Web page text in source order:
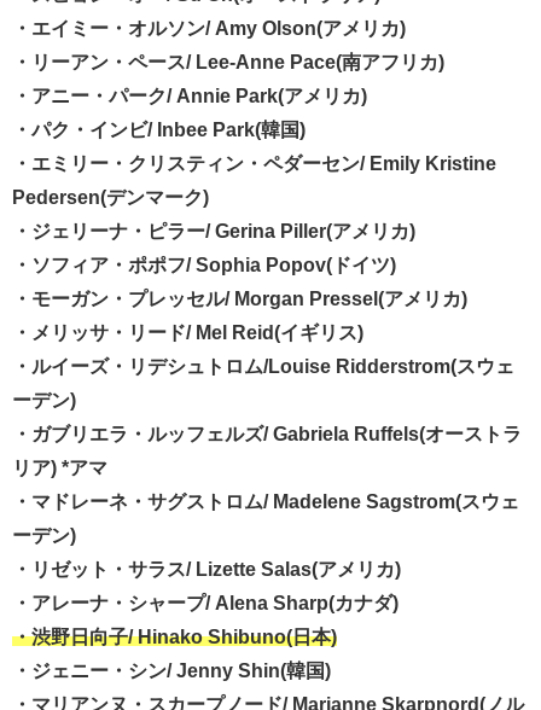
・エイミー・オルソン/ Amy Olson(アメリカ)
・リーアン・ペース/ Lee-Anne Pace(南アフリカ)
・アニー・パーク/ Annie Park(アメリカ)
・パク・インビ/ Inbee Park(韓国)
・エミリー・クリスティン・ペダーセン/ Emily Kristine
Pedersen(デンマーク)
・ジェリーナ・ピラー/ Gerina Piller(アメリカ)
・ソフィア・ポポフ/ Sophia Popov(ドイツ)
・モーガン・プレッセル/ Morgan Pressel(アメリカ)
・メリッサ・リード/ Mel Reid(イギリス)
・ルイーズ・リデシュトロム/Louise Ridderstrom(スウェ
ーデン)
・ガブリエラ・ルッフェルズ/ Gabriela Ruffels(オーストラ
リア) *アマ
・マドレーネ・サグストロム/ Madelene Sagstrom(スウェ
ーデン)
・リゼット・サラス/ Lizette Salas(アメリカ)
・アレーナ・シャープ/ Alena Sharp(カナダ)
・渋野日向子/ Hinako Shibuno(日本)
・ジェニー・シン/ Jenny Shin(韓国)
・マリアンヌ・スカープノード/ Marianne Skarpnord(ノル